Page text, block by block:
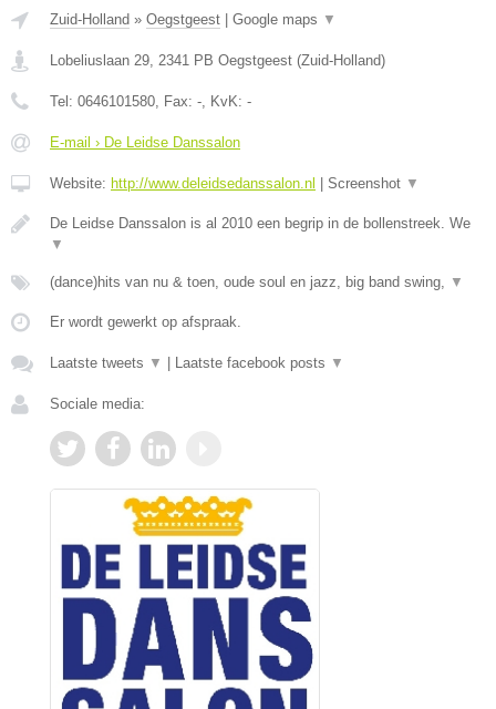
Zuid-Holland » Oegstgeest Google maps ▼
Lobeliuslaan 29 2341 PB Oegstgeest (Zuid-Holland)
Tel: 0646101580 , Fax: - , KvK: -
E-mail › De Leidse Danssalon
Website: http://www.deleidsedanssalon.nl Screenshot ▼
De Leidse Danssalon is al 2010 een begrip in de bollenstreek. We
▼
(dance)hits van nu & toen, oude soul en jazz, big band swing, ▼
Er wordt gewerkt op afspraak.
Laatste tweets ▼ Laatste facebook posts ▼
Sociale media: